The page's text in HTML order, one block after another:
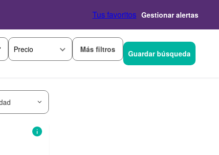
Tus favoritos Gestionar alertas
Precio Más filtros Guardar búsqueda